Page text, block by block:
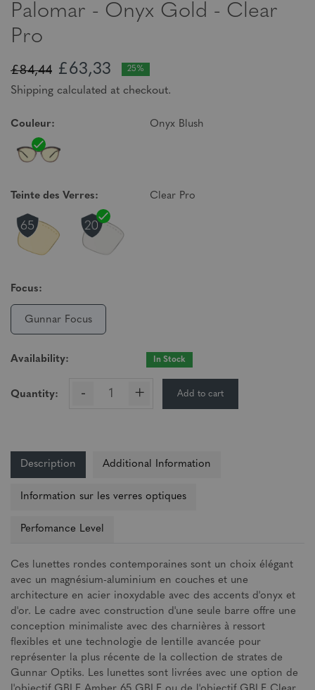
Palomar - Onyx Gold - Clear
Pro
£84,44 £63,33 25%
Shipping calculated at checkout.
Couleur: Onyx Blush
Teinte des Verres: Clear Pro
Focus:
Gunnar Focus
Availability: In Stock
Quantity: - + Add to cart
Description Additional Information
Information sur les verres optiques
Perfomance Level
Ces lunettes rondes contemporaines sont un choix élégant
avec un magnésium-aluminium en couches et une
architecture en acier inoxydable avec des accents d'onyx et
d'or. Le cadre avec construction d'une seule barre offre une
conception minimaliste avec des charnières à ressort
flexibles et une technologie de lentille avancée pour
représenter la plus récente de la collection de strates de
Gunnar Optiks. Les lunettes sont livrées avec une option de